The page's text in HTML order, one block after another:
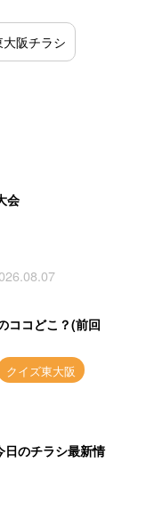
大阪チラシ
会
ココどこ？(前回
クイズ東大阪
のチラシ最新情